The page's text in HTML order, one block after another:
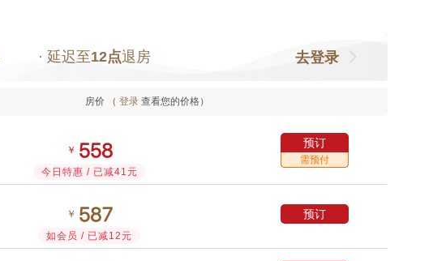
· 延迟至12点退房 去登录
房价 （ 登录 查看您的价格）
￥ 
今日特惠 / 已减41元
预订
需预付
￥ 
如会员 / 已减12元
预订